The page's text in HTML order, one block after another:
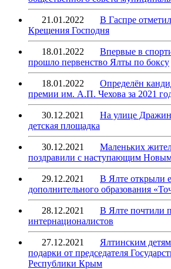
21.01.2022
В Гаспре
Крещения Господня
18.01.2022
Впервые в
прошло первенство Ялты по боксу
18.01.2022
Определён
премии им. А.П. Чехова за 2021
30.12.2021
На улице
детская площадка
30.12.2021
Маленьких
поздравили с наступающим
29.12.2021
В Ялте открыли
дополнительного образования
28.12.2021
В Ялте почтили
интернационалистов
27.12.2021
Ялтинским
подарки от председателя
Республики Крым